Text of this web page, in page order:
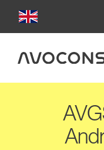
Inhalt
Coach wählen